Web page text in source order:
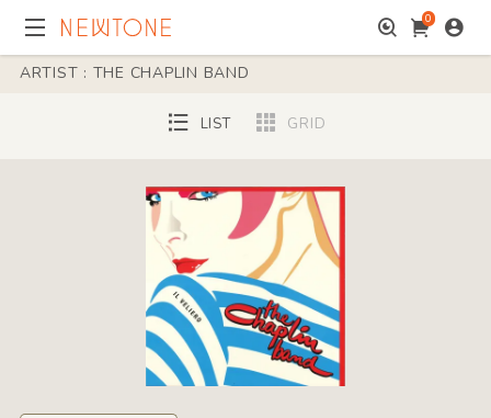
0
ARTIST : THE CHAPLIN BAND
LIST GRID